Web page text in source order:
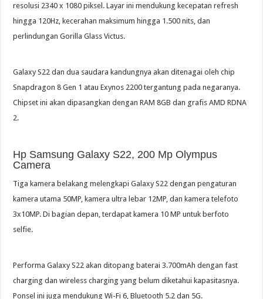
resolusi 2340 x 1080 piksel. Layar ini mendukung kecepatan refresh
hingga 120Hz, kecerahan maksimum hingga 1.500 nits, dan
perlindungan Gorilla Glass Victus.
Galaxy S22 dan dua saudara kandungnya akan ditenagai oleh chip
Snapdragon 8 Gen 1 atau Exynos 2200 tergantung pada negaranya.
Chipset ini akan dipasangkan dengan RAM 8GB dan grafis AMD RDNA
2.
Hp Samsung Galaxy S22, 200 Mp Olympus
Camera
Tiga kamera belakang melengkapi Galaxy S22 dengan pengaturan
kamera utama 50MP, kamera ultra lebar 12MP, dan kamera telefoto
3x10MP. Di bagian depan, terdapat kamera 10 MP untuk berfoto
selfie.
Performa Galaxy S22 akan ditopang baterai 3.700mAh dengan fast
charging dan wireless charging yang belum diketahui kapasitasnya.
Ponsel ini juga mendukung Wi-Fi 6, Bluetooth 5.2 dan 5G.